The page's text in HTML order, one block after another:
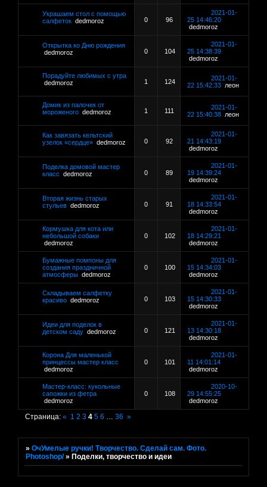
Украшаем стол с помощью
салфеток dedmoroz 0 96
2021-01-
25 14:46:20
dedmoroz
Открытка ко Дню рождения
dedmoroz
0 104
2021-01-
25 14:38:39
dedmoroz
Порадуйте любимых с утра
dedmoroz
1 124
2021-01-
22 15:42:33 леон
Домик из палочек от
мороженого dedmoroz 1 111
2021-01-
22 15:40:38 леон
Как завязать кельтский
узелок «сердце» dedmoroz 0 92
2021-01-
21 14:43:19
dedmoroz
Поделка домовой мастер
класс dedmoroz 0 89
2021-01-
19 14:39:24
dedmoroz
Вторая жизнь старых
стульев dedmoroz 0 91
2021-01-
18 14:33:54
dedmoroz
Кормушка для кота или
небольшой собаки
dedmoroz
0 102
2021-01-
18 14:29:21
dedmoroz
Бумажные помпоны для
создания праздничной
атмосферы dedmoroz
0 100
2021-01-
15 14:34:03
dedmoroz
Складываем салфетку
красиво dedmoroz 0 103
2021-01-
15 14:30:33
dedmoroz
Идеи для поделок в
детском саду dedmoroz 0 121
2021-01-
13 14:30:18
dedmoroz
Корона Для маленькой
принцессы мастер класс
dedmoroz
0 101
2021-01-
11 14:01:14
dedmoroz
Мастер-класс: кукольные
сапожки из фетра
dedmoroz
0 108
2020-10-
29 14:55:25
dedmoroz
Страница:« 1 2 3 4 5 6 … 36 »
»ОчУмелые ручки! Творчество. Сделай сам. Фото.
Photoshop/ »Поделки, творчество и идеи